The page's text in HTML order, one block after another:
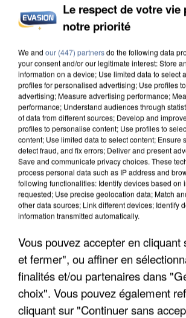
INCENDIES : L’ÎLE-DE-FRANCE
DE SOLIDARITÉ AVEC LES...
APRÈS TOUTES CES CANICULES,
DE FAUNE SAUVAGE SONT...
Le respect de votre vie
notre priorité
We and our (447) partnersdo the following data
your consent and/or our legitimate interest: Store
information on a device; Use limited data to select
profiles for personalised advertising; Use profiles
advertising; Measure advertising performance;
performance; Understand audiences through
of data from different sources; Develop and
profiles to personalise content; Use profiles to
content; Use limited data to select content; Ensure
detect fraud, and fix errors; Deliver and present
Save and communicate privacy choices. These
process personal data such as IP address and
following functionalities: Identify devices based on
requested; Use precise geolocation data; Match
other data sources; Link different devices; Identify
information transmitted automatically.
Vous pouvez accepter en cliquant
et fermer", ou affiner en
finalités et/ou partenaires dans
choix". Vous pouvez également
cliquant sur "Continuer sans